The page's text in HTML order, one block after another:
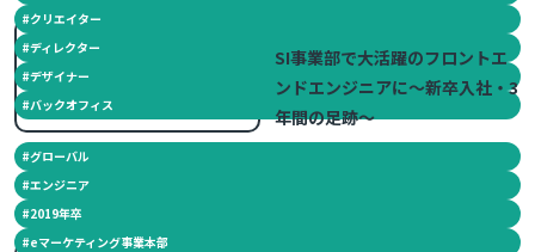
#クリエイター
#ディレクター
#デザイナー
#バックオフィス
SI事業部で大活躍のフロントエ
ンドエンジニアに～新卒入社・3
年間の足跡～
#グローバル
#エンジニア
#2019年卒
#eマーケティング事業本部